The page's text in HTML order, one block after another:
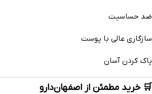
ضد حساسیت
سازگاری عالی با پوست
پاک کردن آسان
🛒 خرید مطمئن از اصفهان‌دارو